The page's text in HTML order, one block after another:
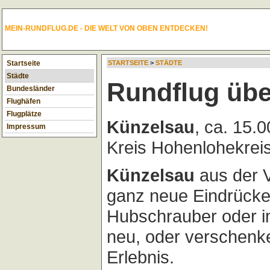
MEIN-RUNDFLUG.DE - DIE WELT VON OBEN ENTDECKEN!
Startseite
Städte
Bundesländer
Flughäfen
Flugplätze
Impressum
STARTSEITE > STÄDTE
Rundflug
Künzelsau, ca.
Kreis
Künzelsau aus der
ganz neue
Hubschrauber oder
neu, oder
Erlebnis.